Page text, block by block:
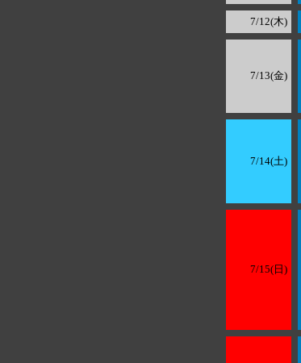
7/12(木)
7/13(金)
7/14(土)
7/15(日)